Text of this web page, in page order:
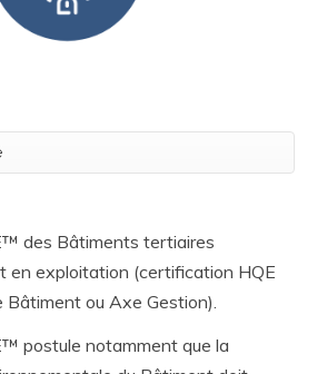
des Bâtiments tertiaires
en exploitation (certification HQE
ou Axe Gestion).
postule notamment que la